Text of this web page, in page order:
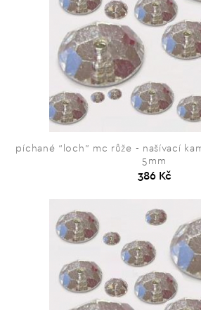
píchané “loch” mc růže - našívací
5mm
386 Kč